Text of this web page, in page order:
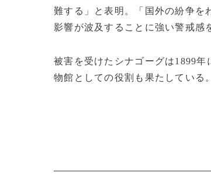
難する」と表明。「国外の紛争を
影響が波及することに強い警戒感
被害を受けたシナゴーグは1899
物館としての役割も果たしている